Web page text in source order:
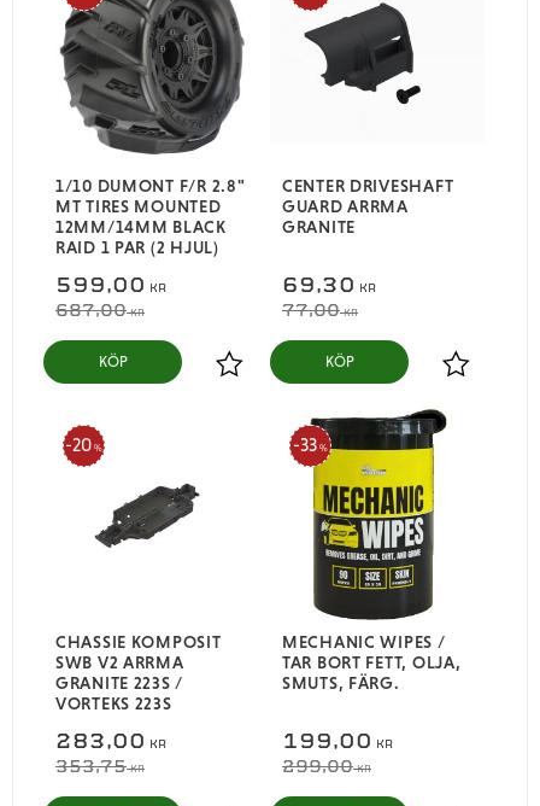
1/10 DUMONT F/R 2.8"
MT TIRES MOUNTED
12MM/14MM BLACK
RAID 1 PAR (2 HJUL)
599,00 KR
687,00KR
Lägg till i favoriter
KÖP
CENTER DRIVESHAFT
GUARD ARRMA
GRANITE
69,30 KR
77,00KR
Lägg till i
KÖP
CHASSIE KOMPOSIT
SWB V2 ARRMA
GRANITE 223S /
VORTEKS 223S
283,00 KR
353,75KR
20 %
MECHANIC WIPES /
TAR BORT FETT, OLJA,
SMUTS, FÄRG.
199,00 KR
299,00KR
33 %